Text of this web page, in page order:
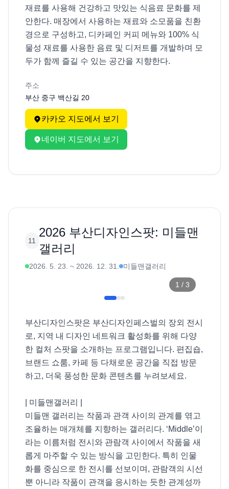
재료를 사용해 건강하고 맛있는 식음료 문화를 제
안한다. 매장에서 사용하는 재료와 소모품을 친환
경으로 구성하고, 디카페인 커피 메뉴와 100% 식
물성 재료를 사용한 음료 및 디저트를 개발하며 모
두가 함께 즐길 수 있는 공간을 지향한다.
주소
부산 중구 백산길 20
카카오 지도에서 보기
네이버 지도에서 보기
11
2026 부산디자인스팟: 미들맨
갤러리
2026. 5. 23. ~ 2026. 12. 31. 미들맨갤러리
1 / 3
부산디자인스팟은 부산디자인페스벌의 장외 전시
로, 지역 내 디자인 네트워크 활성화를 위해 다양
한 컬처 스팟을 소개하는 프로그램입니다. 편집숍,
브랜드 쇼룸, 카페 등 다채로운 공간을 직접 방문
하고, 더욱 풍성한 문화 콘텐츠를 누려보세요.
| 미들맨갤러리 |
미들맨 갤러리는 작품과 관객 사이의 관계를 엮고
조율하는 매개체를 지향하는 갤러리다. ‘Middle’이
라는 이름처럼 전시와 관람객 사이에서 작품을 새
롭게 마주할 수 있는 방식을 고민한다. 특히 인물
화를 중심으로 한 전시를 선보이며, 관람객의 시선
뿐 아니라 작품이 관객을 응시하는 듯한 관계성까